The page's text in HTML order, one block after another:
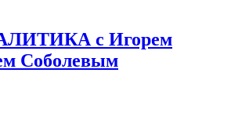
с Игорем
Соболевым